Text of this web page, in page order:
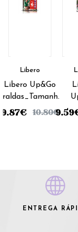
Libero
Libero Up&Go
6_ 13/20 Kg (x18
9.87€ 10.80€9.59
ENTREGA